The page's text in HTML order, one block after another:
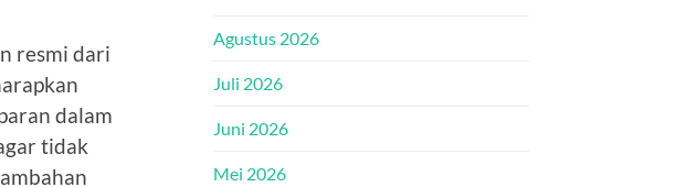
resmi dari
dalam
tidak
Agustus 2026
Juli 2026
Juni 2026
Mei 2026